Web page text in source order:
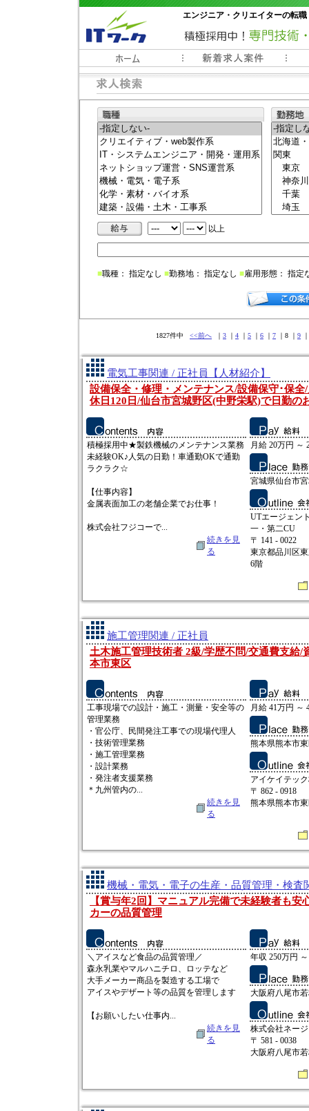
エンジニア・クリエイターの転
常時3000件以上の求人情報掲載中
以上
■職種： 指定なし ■勤務地： 指定なし ■雇用形態： 指定
1827件中 <<前へ ｜ 3 ｜ 4 ｜ 5 ｜ 6 ｜ 7 ｜8 ｜ 9 ｜
電気工事関連 / 正社員【人材紹介】
設備保全・修理・メンテナンス/設備保守･保全
休日120日/仙台市宮城野区(中野栄駅)で日勤の
積極採用中★製鉄機械のメンテナンス業務
未経験OK♪人気の日勤！車通勤OKで通勤
ラクラク☆
【仕事内容】
金属表面加工の老舗企業でお仕事！
株式会社フジコーで...
続きを見
る
月給 20万円 ～
宮城県仙台市
UTエージェン
一・第二CU
〒 141 - 0022
東京都品川区
6階
施工管理関連 / 正社員
土木施工管理技術者 2級/学歴不問/交通費支給/
本市東区
工事現場での設計・施工・測量・安全等の
管理業務
・官公庁、民間発注工事での現場代理人
・技術管理業務
・施工管理業務
・設計業務
・発注者支援業務
＊九州管内の...
続きを見
る
月給 41万円 ～
熊本県熊本市
アイケイテッ
〒 862 - 0918
熊本県熊本市
機械・電気・電子の生産・品質管理・検査
【賞与年2回】マニュアル完備で未経験者も安
カーの品質管理
＼アイスなど食品の品質管理／
森永乳業やマルハニチロ、ロッテなど
大手メーカー商品を製造する工場で
アイスやデザート等の品質を管理します
【お願いしたい仕事内...
続きを見
る
年収 250万円
大阪府八尾市
株式会社ネー
〒 581 - 0038
大阪府八尾市